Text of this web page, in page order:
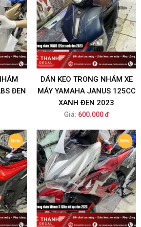
ĐEN
DÁN KEO TRONG NHÁM XE
MÁY YAMAHA JANUS 125CC
XANH ĐEN 2023
Giá: 600.000 đ